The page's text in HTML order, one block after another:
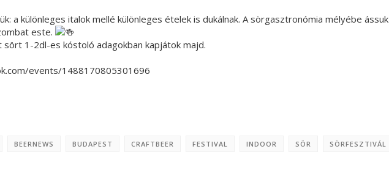
a különleges italok mellé különleges ételek is dukálnak. A sörgasztronómia mélyébe ássuk
este.
1-2dl-es kóstoló adagokban kapjátok majd.
events/1488170805301696
BEERNEWS BUDAPEST CRAFTBEER FESTIVAL INDOOR SÖR SÖRFESZTIVÁL